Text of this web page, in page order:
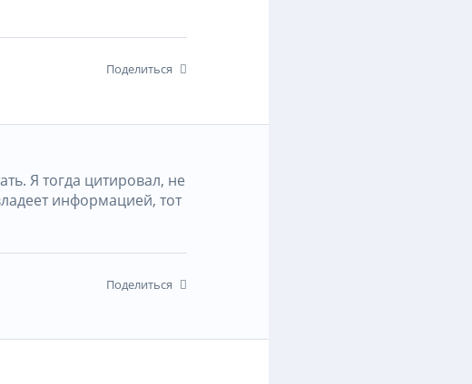
Поделиться
Я тогда цитировал, не
информацией, тот
Поделиться